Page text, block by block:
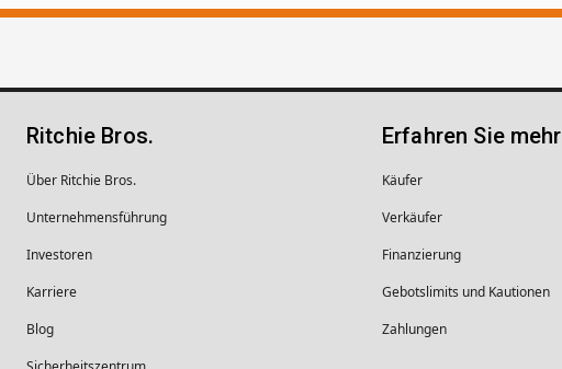
Ritchie Bros.
Über Ritchie Bros.
Unternehmens­führung
Investoren
Karriere
Blog
Erfahren Sie mehr
Käufer
Verkäufer
Finanzierung
Gebotslimits und Kautionen
Zahlungen